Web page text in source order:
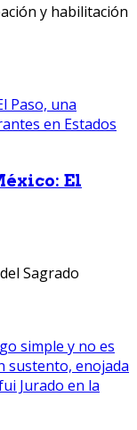
y habilitación
El
Sagrado